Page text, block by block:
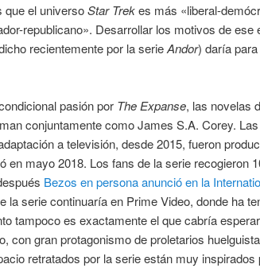
que el universoStar Trekes más «liberal-
republicano». Desarrollar los motivos de ese
recientemente por la serieAndor) daría
pasión por The Expanse, las novelas
conjuntamente como James S.A. Corey.
a televisión, desde 2015, fueron
en mayo 2018. Los fans de la serie recogieron
Bezos en persona anunció en la
la serie continuaría en Prime Video, donde ha
tampoco es exactamente el que cabría
con gran protagonismo de proletarios
retratados por la serie están muy inspirados